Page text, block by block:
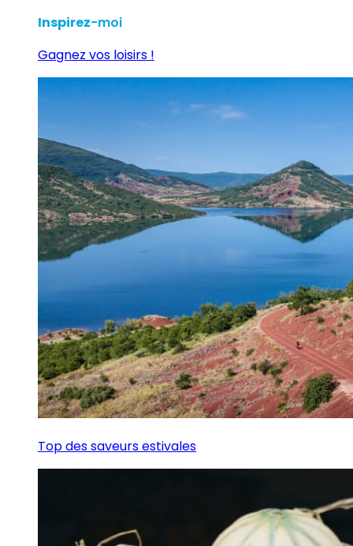
Inspirez-moi
Gagnez vos loisirs !
Top des saveurs estivales